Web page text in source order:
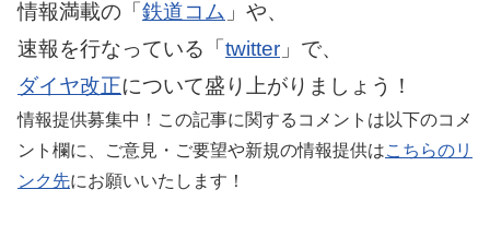
情報満載の「鉄道コム 」や、
速報を行なっている「twitter 」で、
ダイヤ改正について盛り上がりましょう！
情報提供募集中！この記事に関するコメントは以下のコメ
ント欄に、ご意見・ご要望や新規の情報提供はこちらのリ
ンク先にお願いいたします！